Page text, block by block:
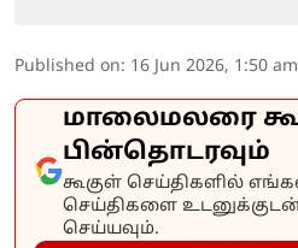
Published on: 16 Jun 2026, 1:50 am
மாலைமலரை
பின்தொடரவும்
கூகுள் செய்திகளில்
செய்திகளை
செய்யவும்.